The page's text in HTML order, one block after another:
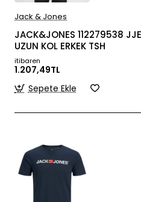
Jack & Jones
JACK&JONES 112279538
UZUN KOL ERKEK TSH
itibaren
1.207,49TL
Sepete Ekle